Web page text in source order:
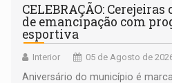
CELEBRAÇÃO:
de emancipação com
esportiva
Interior 05 de Agosto de
Aniversário do município é